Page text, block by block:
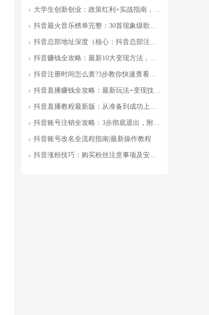
大学生创新创业：政策红利+实战指南，如何打造高价值创业项目
抖音最火音乐榜单完整：30首现象级歌曲及创作技巧
抖音总部地址深度（核心：抖音总部注册地址）
抖音赚钱全攻略：最新10大变现方法，手把手教你月入过万
抖音注册时间怎么查?3步教你快速查看账号创建时间(最新教程)
抖音直播赚钱全攻略：最新玩法+变现技巧(附案例分析)
抖音直播教程最新版：从准备到成功上播的完整步骤与技巧
抖音账号注销全攻略：3步彻底退出，附常见问题解答
抖音账号改名全流程指南|最新操作教程
抖音涨粉技巧：购买粉丝注意事项及安全有效的方法(附详细操作指南)